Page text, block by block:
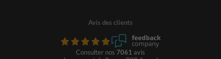
Avis des clients
Consulter nos 7061 avis